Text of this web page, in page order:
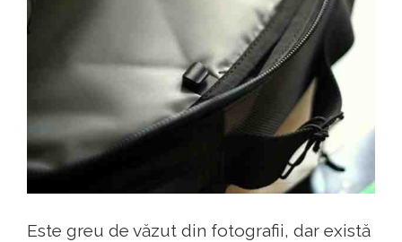
Este greu de văzut din fotografii, dar există